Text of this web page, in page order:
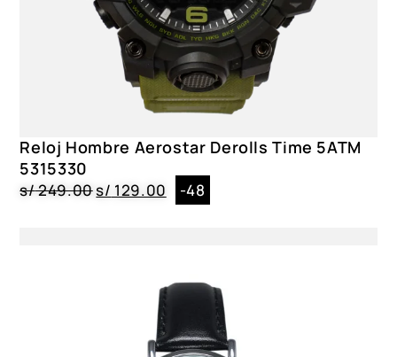
Reloj Hombre Aerostar Derolls Time 5ATM
5315330
s/249.00s/ 129.00 -48